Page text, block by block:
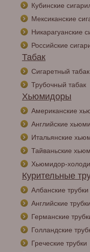
Кубинские
Мексиканские
Никарагуанские
Российские
Табак
Сигаретный табак
Трубочный табак
Хьюмидоры
Американские
Английские
Итальянские
Тайваньские
Хьюмидор-
Курительные
Албанские трубки
Английские трубки
Германские
Голландские
Греческие трубки